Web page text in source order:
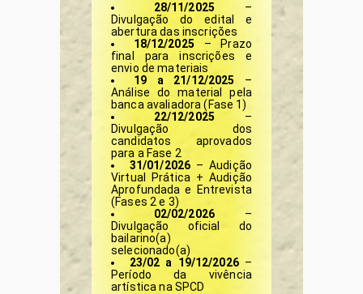
28/11/2025 –
Divulgação do edital e
abertura das inscrições
18/12/2025 – Prazo
final para inscrições e
envio de materiais
19 a 21/12/2025 –
Análise do material pela
banca avaliadora (Fase 1)
22/12/2025 –
Divulgação dos
candidatos aprovados
para a Fase 2
31/01/2026 – Audição
Virtual Prática + Audição
Aprofundada e Entrevista
(Fases 2 e 3)
02/02/2026 –
Divulgação oficial do
bailarino(a)
selecionado(a)
23/02 a 19/12/2026–
Período da vivência
artística na SPCD